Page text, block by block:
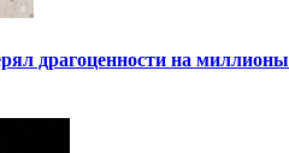
драгоценности на миллионы